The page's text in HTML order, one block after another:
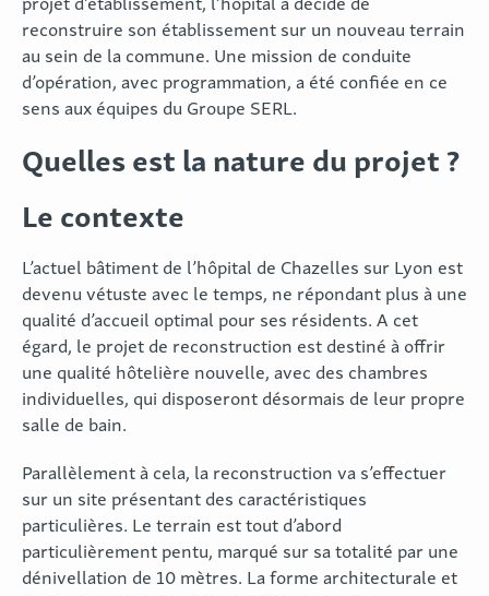
reconstruire son établissement sur un nouveau terrain
au sein de la commune. Une mission de conduite
d’opération, avec programmation, a été confiée en ce
sens aux équipes du Groupe SERL.
Quelles est la nature du projet ?
Le contexte
L’actuel bâtiment de l’hôpital de Chazelles sur Lyon est
devenu vétuste avec le temps, ne répondant plus à une
qualité d’accueil optimal pour ses résidents. A cet
égard, le projet de reconstruction est destiné à offrir
une qualité hôtelière nouvelle, avec des chambres
individuelles, qui disposeront désormais de leur propre
salle de bain.
Parallèlement à cela, la reconstruction va s’effectuer
sur un site présentant des caractéristiques
particulières. Le terrain est tout d’abord
particulièrement pentu, marqué sur sa totalité par une
dénivellation de 10 mètres. La forme architecturale et